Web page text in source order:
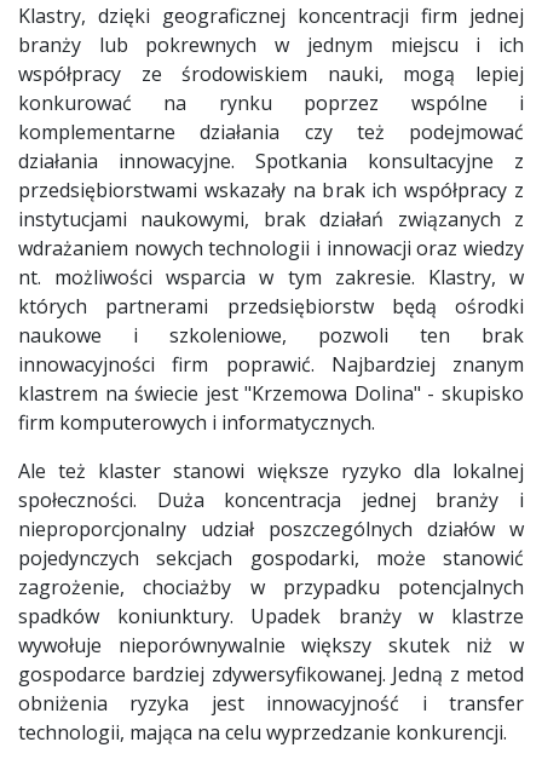
Klastry, dzięki geograficznej koncentracji firm jednej
branży lub pokrewnych w jednym miejscu i ich
współpracy ze środowiskiem nauki, mogą lepiej
konkurować na rynku poprzez wspólne i
komplementarne działania czy też podejmować
działania innowacyjne. Spotkania konsultacyjne z
przedsiębiorstwami wskazały na brak ich współpracy z
instytucjami naukowymi, brak działań związanych z
wdrażaniem nowych technologii i innowacji oraz wiedzy
nt. możliwości wsparcia w tym zakresie. Klastry, w
których partnerami przedsiębiorstw będą ośrodki
naukowe i szkoleniowe, pozwoli ten brak
innowacyjności firm poprawić. Najbardziej znanym
klastrem na świecie jest "Krzemowa Dolina" - skupisko
firm komputerowych i informatycznych.
Ale też klaster stanowi większe ryzyko dla lokalnej
społeczności. Duża koncentracja jednej branży i
nieproporcjonalny udział poszczególnych działów w
pojedynczych sekcjach gospodarki, może stanowić
zagrożenie, chociażby w przypadku potencjalnych
spadków koniunktury. Upadek branży w klastrze
wywołuje nieporównywalnie większy skutek niż w
gospodarce bardziej zdywersyfikowanej. Jedną z metod
obniżenia ryzyka jest innowacyjność i transfer
technologii, mająca na celu wyprzedzanie konkurencji.